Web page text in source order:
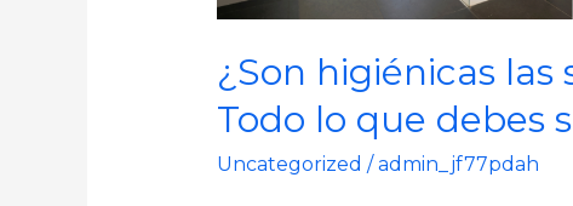
¿Son higiénicas las
Todo lo que debes
Uncategorized /admin_jf77pdah
debes